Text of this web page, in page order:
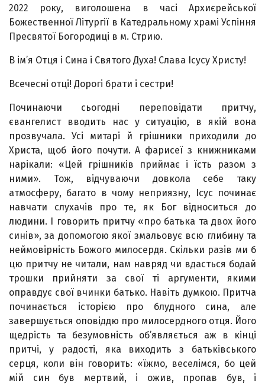
2022 року, виголошена в часі Архиєрейської
Божественної Літургії в Катедральному храмі Успіння
Пресвятої Богородиці в м. Стрию.
В ім’я Отця і Сина і Святого Духа! Слава Ісусу Христу!
Всечесні отці! Дорогі брати і сестри!
Починаючи сьогодні переповідати притчу,
євангелист вводить нас у ситуацію, в якій вона
прозвучала. Усі митарі й грішники приходили до
Христа, щоб його почути. А фарисеї з книжниками
нарікали: «Цей грішників приймає і їсть разом з
ними». Тож, відчуваючи довкола себе таку
атмосферу, багато в чому неприязну, Ісус починає
навчати слухачів про те, як Бог відноситься до
людини. І говорить притчу «про батька та двох його
синів», за допомогою якої змальовує всю глибину та
неймовірність Божого милосердя. Скільки разів ми б
цю притчу не читали, нам навряд чи вдасться бодай
трошки прийняти за свої ті аргументи, якими
оправдує свої вчинки батько. Навіть думкою. Притча
починається історією про блудного сина, але
завершується оповіддю про милосердного отця. Його
щедрість та безумовність об’являється аж в кінці
притчі, у радості, яка виходить з батьківського
серця, коли він говорить: «їжмо, веселімся, бо цей
мій син був мертвий, і ожив, пропав був, і